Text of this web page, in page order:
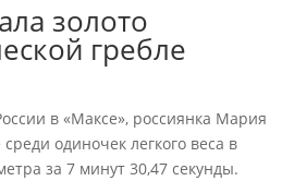
золото
гребле
в «Максе», россиянка Мария
одиночек легкого веса в
за 7 минут 30,47 секунды.